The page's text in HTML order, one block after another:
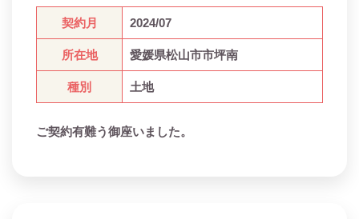
契約月 2024/07
所在地 愛媛県松山市市坪南
種別 土地
ご契約有難う御座いました。